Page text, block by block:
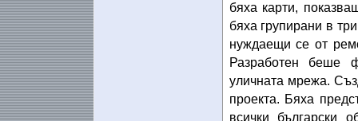
бяха карти,
бяха групирани в
нуждаещи се от
Разработен беше
уличната мрежа.
проекта. Бяха
всички български